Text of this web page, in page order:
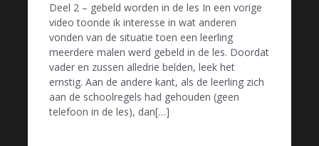
Deel 2 – gebeld worden in de les In een vorige
video toonde ik interesse in wat anderen
vonden van de situatie toen een leerling
meerdere malen werd gebeld in de les. Doordat
vader en zussen alledrie belden, leek het
ernstig. Aan de andere kant, als de leerling zich
aan de schoolregels had gehouden (geen
telefoon in de les), dan[…]